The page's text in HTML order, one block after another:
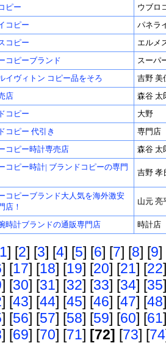
ピー
ウブロ
コピー
パネラ
コピー
エルメ
コピーブランド
スーパ
イヴィトン コピー品をそろ
吉野 美
店
森谷 太
コピー
大野
コピー 代引き
専門店
コピー時計専売店
森谷 太
コピー時計| ブランドコピーの専門
吉野 孝
コピーブランド大人気を海外激安
店！
山元 亮
時計ブランドの通販専門店 時計店
1] [2] [3] [4] [5] [6] [7] [8] [9]
] [17] [18] [19] [20] [21] [22
] [30] [31] [32] [33] [34] [35
] [43] [44] [45] [46] [47] [48
] [56] [57] [58] [59] [60] [61
] [69] [70] [71] [72] [73] [74